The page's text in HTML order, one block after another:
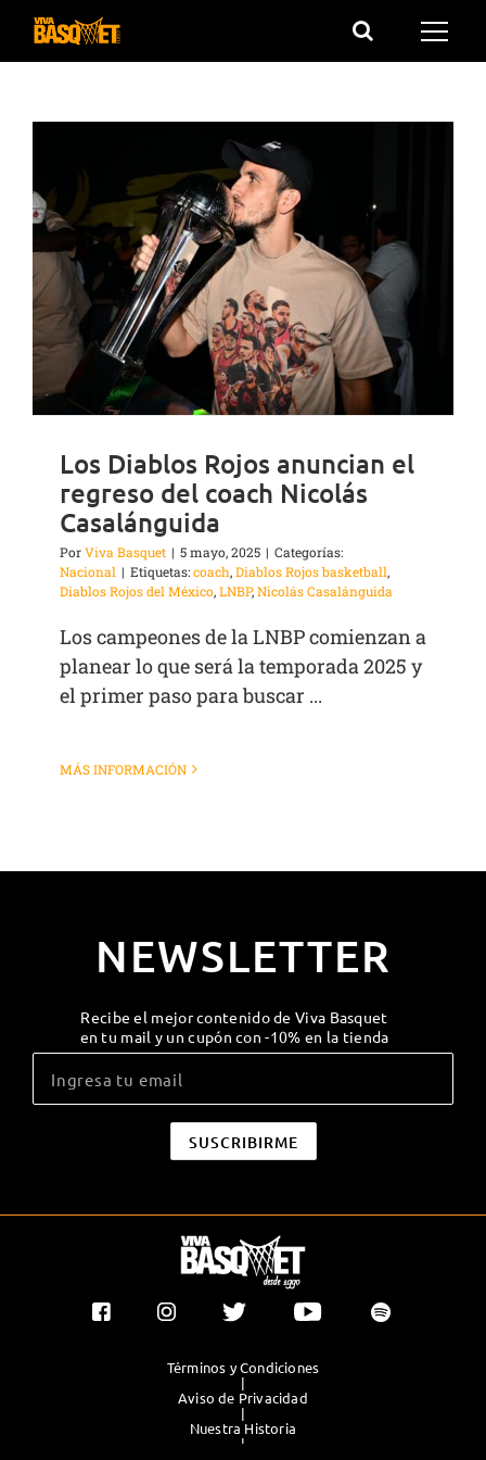
Saltar
Los Diablos Rojos anuncian el
regreso del coach Nicolás
Casalánguida
PorViva Basquet | 5 mayo, 2025 | Categorías:
Nacional | Etiquetas:coach,Diablos Rojos basketball,
Diablos Rojos del México,LNBP,Nicolás Casalánguida
Los campeones de la LNBP comienzan a
planear lo que será la temporada 2025 y
el primer paso para buscar ...
MÁS INFORMACIÓN
NEWSLETTER
Recibe el mejor contenido de Viva Basquet
en tu mail y un cupón con -10% en la tienda
Términos y Condiciones
|
Aviso de Privacidad
|
Nuestra Historia
|